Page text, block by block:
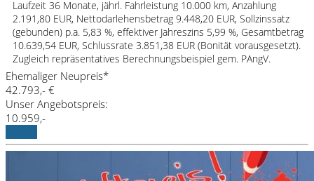
Laufzeit 36 Monate, jährl. Fahrleistung 10.000 km, Anzahlung
2.191,80 EUR, Nettodarlehensbetrag 9.448,20 EUR, Sollzinssatz
(gebunden) p.a. 5,83 %, effektiver Jahreszins 5,99 %, Gesamtbetrag
10.639,54 EUR, Schlussrate 3.851,38 EUR (Bonität vorausgesetzt).
Zugleich repräsentatives Berechnungsbeispiel gem. PAngV.
Ehemaliger Neupreis*
42.793,- €
Unser Angebotspreis:
10.959,-